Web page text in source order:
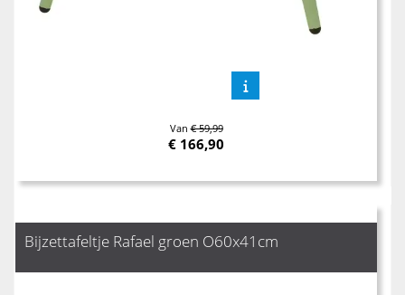
Van€ 59,99
€ 166,90
Bijzettafeltje Rafael groen O60x41cm